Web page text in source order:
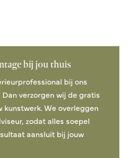
bij jou thuis
bij ons
verzorgen wij de gratis
kunstwerk. We overleggen
zodat alles soepel
aansluit bij jouw